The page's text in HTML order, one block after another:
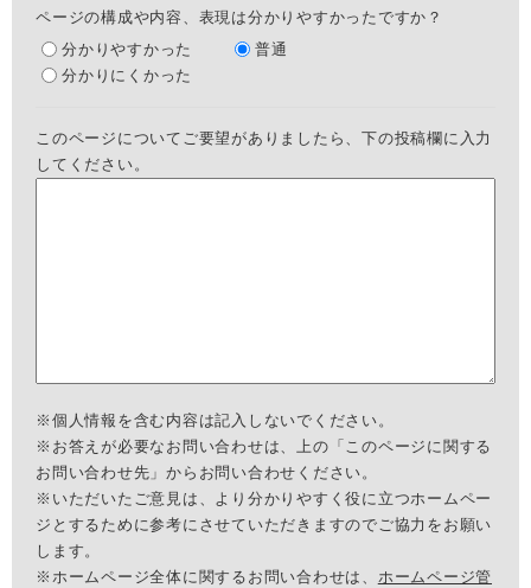
ページの構成や内容、表現は分かりやすかったですか？
分かりやすかった
普通
分かりにくかった
このページについてご要望がありましたら、下の投稿欄に入力
してください。
※個人情報を含む内容は記入しないでください。
※お答えが必要なお問い合わせは、上の「このページに関する
お問い合わせ先」からお問い合わせください。
※いただいたご意見は、より分かりやすく役に立つホームペー
ジとするために参考にさせていただきますのでご協力をお願い
します。
※ホームページ全体に関するお問い合わせは、 ホームページ管